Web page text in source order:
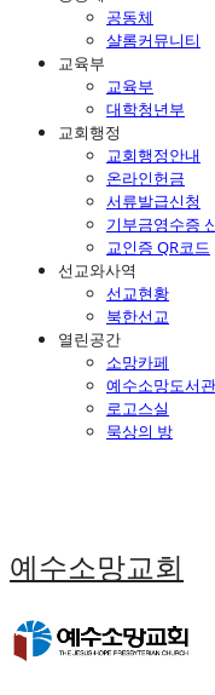
공동체
샬롬커뮤니티
교육부
교육부
대학청년부
교회행정
교회행정안내
온라인헌금
서류발급신청
기부금영수증
교인증 QR코드
선교와사역
선교현황
북한선교
열린공간
소망카페
예수소망도서관
로고스실
묵상의 방
예수소망교회